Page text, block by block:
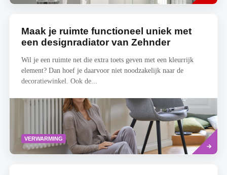
Maak je ruimte functioneel uniek met
een designradiator van Zehnder
Wil je een ruimte net die extra toets geven met een kleurrijk
element? Dan hoef je daarvoor niet noodzakelijk naar de
decoratiewinkel. Ook de...
VERWARMING
Read
more